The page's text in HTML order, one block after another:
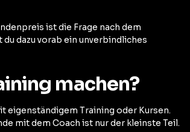
ist die Frage nach dem
dazu vorab ein unverbindliches
machen?
eigenständigem Training oder Kursen.
mit dem Coach ist nur der kleinste Teil.